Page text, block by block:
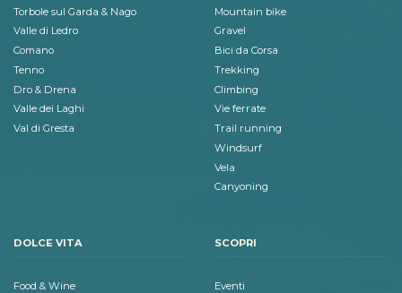
Torbole sul Garda & Nago
Valle di Ledro
Comano
Tenno
Dro & Drena
Valle dei Laghi
Val di Gresta
Mountain bike
Gravel
Bici da Corsa
Trekking
Climbing
Vie ferrate
Trail running
Windsurf
Vela
Canyoning
DOLCE VITA
Food & Wine
SCOPRI
Eventi